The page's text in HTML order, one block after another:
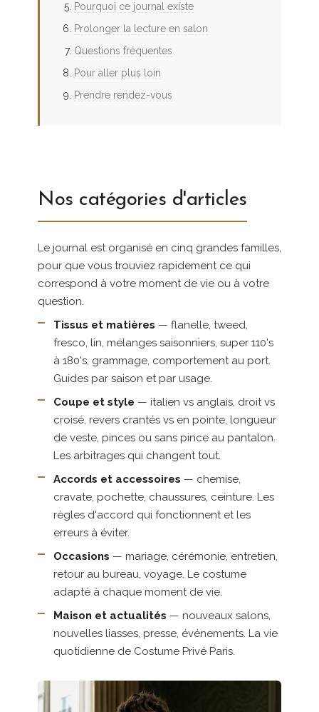
Pourquoi ce journal existe
Prolonger la lecture en salon
Questions fréquentes
Pour aller plus loin
Prendre rendez-vous
Nos catégories d'articles
Le journal est organisé en cinq grandes familles,
pour que vous trouviez rapidement ce qui
correspond à votre moment de vie ou à votre
question.
Tissus et matières — flanelle, tweed,
fresco, lin, mélanges saisonniers, super 110's
à 180's, grammage, comportement au port.
Guides par saison et par usage.
Coupe et style — italien vs anglais, droit vs
croisé, revers crantés vs en pointe, longueur
de veste, pinces ou sans pince au pantalon.
Les arbitrages qui changent tout.
Accords et accessoires — chemise,
cravate, pochette, chaussures, ceinture. Les
règles d'accord qui fonctionnent et les
erreurs à éviter.
Occasions — mariage, cérémonie, entretien,
retour au bureau, voyage. Le costume
adapté à chaque moment de vie.
Maison et actualités — nouveaux salons,
nouvelles liasses, presse, événements. La vie
quotidienne de Costume Privé Paris.